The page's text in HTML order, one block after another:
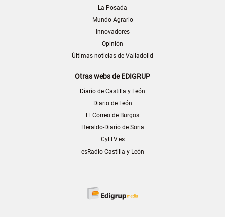
La Posada
Mundo Agrario
Innovadores
Opinión
Últimas noticias de Valladolid
Otras webs de EDIGRUP
Diario de Castilla y León
Diario de León
El Correo de Burgos
Heraldo-Diario de Soria
CyLTV.es
esRadio Castilla y León